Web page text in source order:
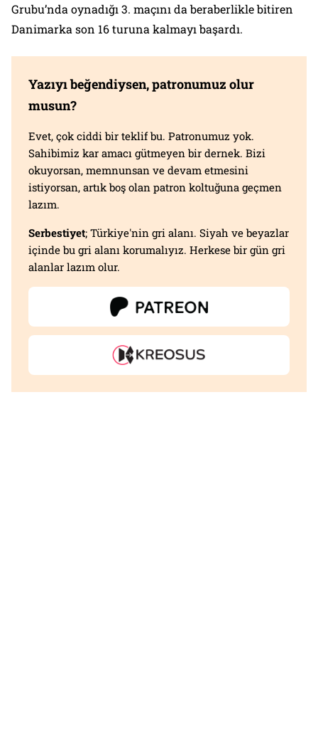
Grubu’nda oynadığı 3. maçını da beraberlikle bitiren
Danimarka son 16 turuna kalmayı başardı.
Yazıyı beğendiysen, patronumuz olur
musun?
Evet, çok ciddi bir teklif bu. Patronumuz yok.
Sahibimiz kar amacı gütmeyen bir dernek. Bizi
okuyorsan, memnunsan ve devam etmesini
istiyorsan, artık boş olan patron koltuğuna geçmen
lazım.
Serbestiyet; Türkiye'nin gri alanı. Siyah ve beyazlar
içinde bu gri alanı korumalıyız. Herkese bir gün gri
alanlar lazım olur.